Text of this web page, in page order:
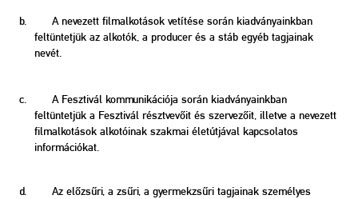
b. A nevezett filmalkotások vetítése során kiadványainkban
feltüntetjük az alkotók, a producer és a stáb egyéb tagjainak
nevét.
c. A Fesztivál kommunikációja során kiadványainkban
feltüntetjük a Fesztivál résztvevőit és szervezőit, illetve a nevezett
filmalkotások alkotóinak szakmai életútjával kapcsolatos
információkat.
d. Az előzsűri, a zsűri, a gyermekzsűri tagjainak személyes